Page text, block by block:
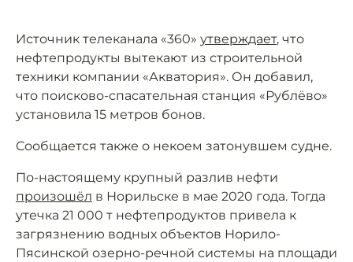
Источник телеканала «360» утверждает, что
нефтепродукты вытекают из строительной
техники компании «Акватория». Он добавил,
что поисково-спасательная станция «Рублёво»
установила 15 метров бонов.
Сообщается также о некоем затонувшем судне.
По-настоящему крупный разлив нефти
произошёл в Норильске в мае 2020 года. Тогда
утечка 21 000 т нефтепродуктов привела к
загрязнению водных объектов Норило-
Пясинской озерно-речной системы на площади